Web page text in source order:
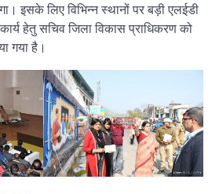
इसके लिए विभिन्न स्थानों पर बड़ी एलईडी
हेतु सचिव जिला विकास प्राधिकरण को
गया है।